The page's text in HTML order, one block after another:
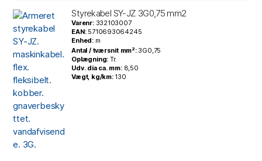
Styrekabel SY-JZ 3G0,75 mm2
Varenr: 332103007
EAN: 5710693064245
Enhed: m
Antal / tværsnit mm²: 3G0,75
Oplægning: Tr.
Udv. dia ca. mm: 8,50
Vægt, kg/km: 130